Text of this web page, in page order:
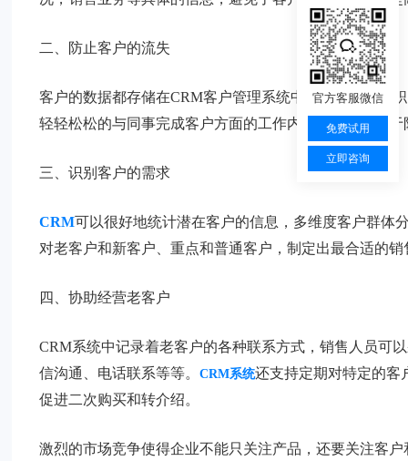
二、防止客户的流失
客户的数据都存储在CRM客户管理系统中，即使员工离
轻轻松松的与同事完成客户方面的工作内容交接，有利
三、识别客户的需求
CRM可以很好地统计潜在客户的信息，多维度客户群体
对老客户和新客户、重点和普通客户，制定出最合适的
四、协助经营老客户
CRM系统中记录着老客户的各种联系方式，销售人员可
信沟通、电话联系等等。CRM系统还支持定期对特定的客
促进二次购买和转介绍。
激烈的市场竞争使得企业不能只关注产品，还要关注客
官方客服微信
免费试用
立即咨询